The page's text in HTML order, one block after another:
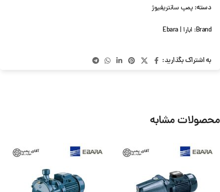
دسته: پمپ سانتریفیوژ
Brand: ابارا | Ebara
به اشتراک بگذارید:
محصولات مشابه